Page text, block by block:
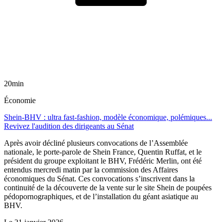
20min
Économie
Shein-BHV : ultra fast-fashion, modèle économique, polémiques...
Revivez l'audition des dirigeants au Sénat
Après avoir décliné plusieurs convocations de l’Assemblée
nationale, le porte-parole de Shein France, Quentin Ruffat, et le
président du groupe exploitant le BHV, Frédéric Merlin, ont été
entendus mercredi matin par la commission des Affaires
économiques du Sénat. Ces convocations s’inscrivent dans la
continuité de la découverte de la vente sur le site Shein de poupées
pédopornographiques, et de l’installation du géant asiatique au
BHV.